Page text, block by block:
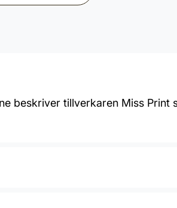
beskriver tillverkaren Miss